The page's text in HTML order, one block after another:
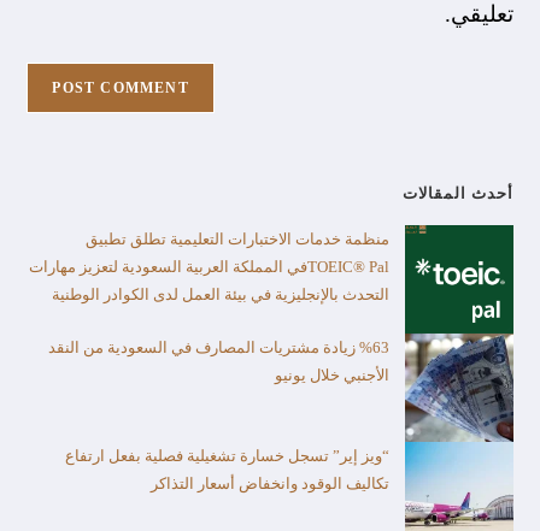
تعليقي.
أحدث المقالات
منظمة خدمات الاختبارات التعليمية تطلق تطبيق
TOEIC® Palفي المملكة العربية السعودية لتعزيز مهارات
التحدث بالإنجليزية في بيئة العمل لدى الكوادر الوطنية
%63 زيادة مشتريات المصارف في السعودية من النقد
الأجنبي خلال يونيو
“ويز إير” تسجل خسارة تشغيلية فصلية بفعل ارتفاع
تكاليف الوقود وانخفاض أسعار التذاكر